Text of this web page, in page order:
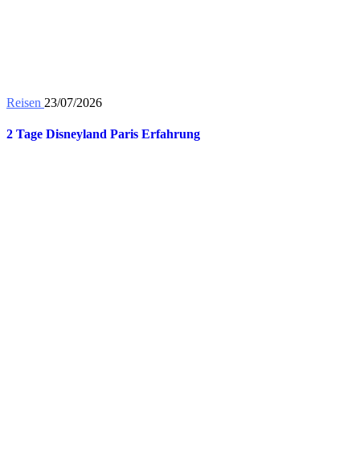
Reisen 23/07/2026
2 Tage Disneyland Paris Erfahrung